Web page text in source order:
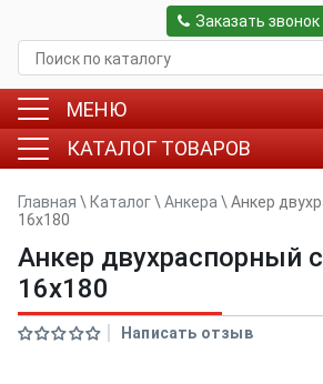
Заказать звонок
МЕНЮ
КАТАЛОГ ТОВАРОВ
Главная \ Каталог\ Анкера \ Анкер
16x180
Анкер двуxраспорный
16x180
Написать отзыв